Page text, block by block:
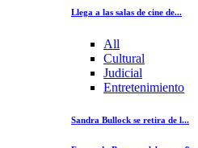
Llega a las salas de cine de...
All
Cultural
Judicial
Entretenimiento
Sandra Bullock se retira de l...